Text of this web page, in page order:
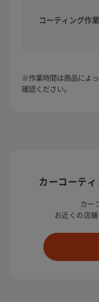
コーティング作業
※作業時間は商品によ
確認ください。
カーコーテ
カー
お近くの店